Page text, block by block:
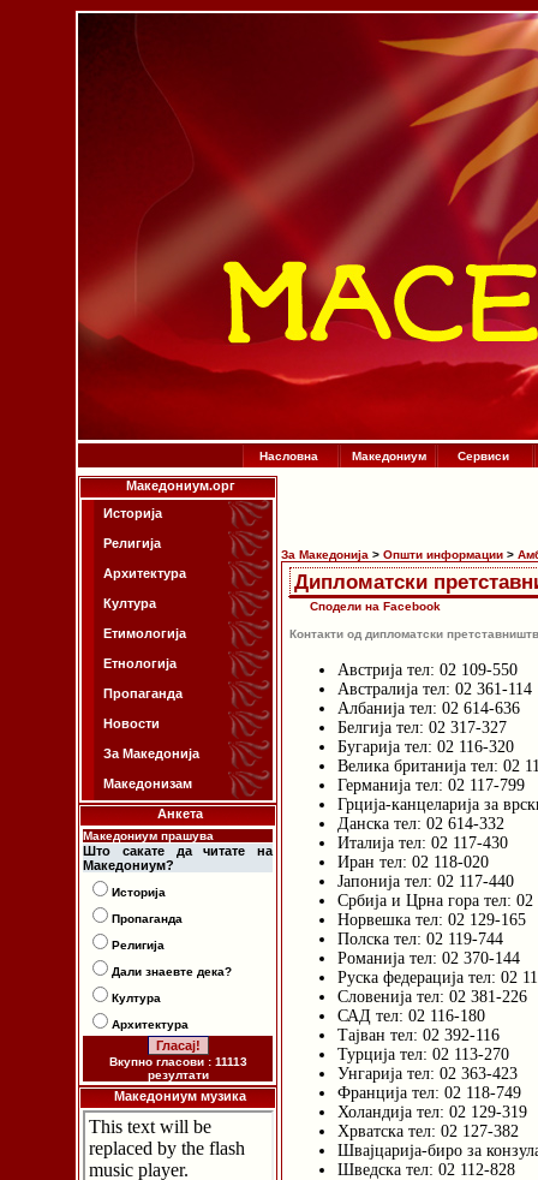
Насловна Македониум Сервиси
Македониум.орг
Историја
Религија
Архитектура
Култура
Етимологија
Етнологија
Пропаганда
Новости
За Македонија
Македонизам
Анкета
Македониум прашува
Што сакате да читате на
Македониум?
Историја
Пропаганда
Религија
Дали знаевте дека?
Култура
Архитектура
Вкупно гласови : 11113
резултати
Македониум музика
За Македонија > Општи информации >
Дипломатски
Сподели на Facebook
Контакти од дипломатски
Австрија тел: 02 109-550
Австралија тел: 02 361-114
Албанија тел: 02 614-636
Белгија тел: 02 317-327
Бугарија тел: 02 116-320
Велика британија тел: 02
Германија тел: 02 117-799
Грција-канцеларија за
Данска тел: 02 614-332
Италија тел: 02 117-430
Иран тел: 02 118-020
Јапонија тел: 02 117-440
Србија и Црна гора тел: 02
Норвешка тел: 02 129-165
Полска тел: 02 119-744
Романија тел: 02 370-144
Руска федерација тел: 02
Словенија тел: 02 381-226
САД тел: 02 116-180
Тајван тел: 02 392-116
Турција тел: 02 113-270
Унгарија тел: 02 363-423
Франција тел: 02 118-749
Холандија тел: 02 129-319
Хрватска тел: 02 127-382
Швајцарија-биро за
Шведска тел: 02 112-828